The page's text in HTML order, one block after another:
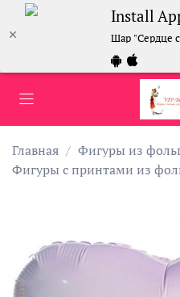
Install
Шар "Сердце
Главная
Фигуры из
Фигуры с принтами из